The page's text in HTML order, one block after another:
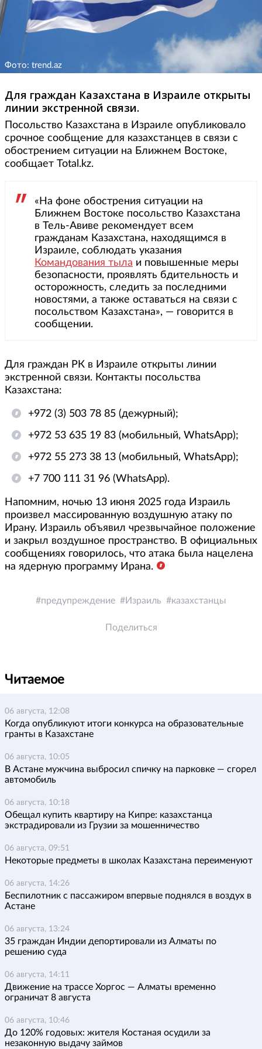
Фото: trend.az
Для граждан Казахстана в Израиле открыты
линии экстренной связи.
Посольство Казахстана в Израиле опубликовало
срочное сообщение для казахстанцев в связи с
обострением ситуации на Ближнем Востоке,
сообщает Total.kz.
«На фоне обострения ситуации на
Ближнем Востоке посольство Казахстана
в Тель-Авиве рекомендует всем
гражданам Казахстана, находящимся в
Израиле, соблюдать указания
Командования тыла и повышенные меры
безопасности, проявлять бдительность и
осторожность, следить за последними
новостями, а также оставаться на связи с
посольством Казахстана», — говорится в
сообщении.
Для граждан РК в Израиле открыты линии
экстренной связи. Контакты посольства
Казахстана:
+972 (3) 503 78 85 (дежурный);
+972 53 635 19 83 (мобильный, WhatsApp);
+972 55 273 38 13 (мобильный, WhatsApp);
+7 700 111 31 96 (WhatsApp).
Напомним, ночью 13 июня 2025 года Израиль
произвел массированную воздушную атаку по
Ирану. Израиль объявил чрезвычайное положение
и закрыл воздушное пространство. В официальных
сообщениях говорилось, что атака была нацелена
на ядерную программу Ирана.
предупреждение Израиль казахстанцы
Поделиться
Читаемое
06 августа, 12:08
Когда опубликуют итоги конкурса на образовательные
гранты в Казахстане
06 августа, 10:05
В Астане мужчина выбросил спичку на парковке — сгорел
автомобиль
06 августа, 10:18
Обещал купить квартиру на Кипре: казахстанца
экстрадировали из Грузии за мошенничество
06 августа, 09:51
Некоторые предметы в школах Казахстана переименуют
06 августа, 14:26
Беспилотник с пассажиром впервые поднялся в воздух в
Астане
06 августа, 13:24
35 граждан Индии депортировали из Алматы по
решению суда
06 августа, 14:11
Движение на трассе Хоргос — Алматы временно
ограничат 8 августа
06 августа, 10:46
До 120% годовых: жителя Костаная осудили за
незаконную выдачу займов